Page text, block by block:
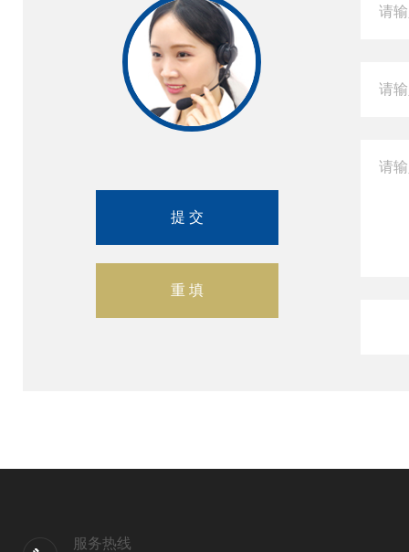
服务热线